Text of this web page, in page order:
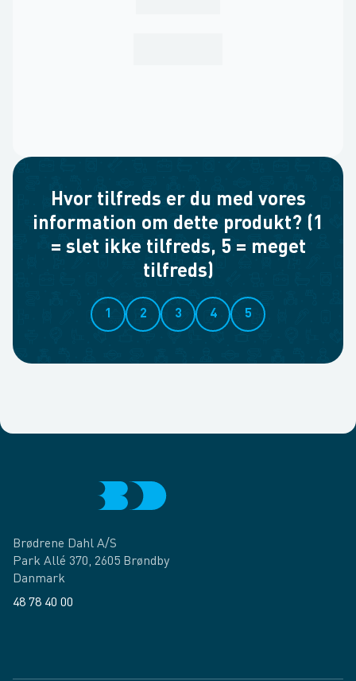
Hvor tilfreds er du med vores
information om dette produkt? (1
= slet ikke tilfreds, 5 = meget
tilfreds)
1 2 3 4 5
Brødrene Dahl A/S
Park Allé 370, 2605 Brøndby
Danmark
48 78 40 00